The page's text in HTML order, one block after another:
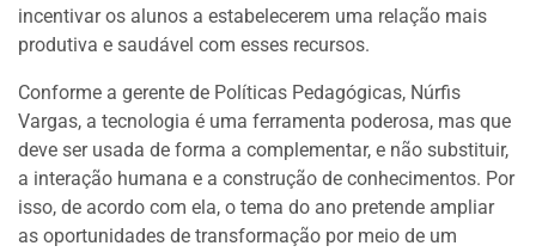
incentivar os alunos a estabelecerem uma relação mais
produtiva e saudável com esses recursos.
Conforme a gerente de Políticas Pedagógicas, Núrfis
Vargas, a tecnologia é uma ferramenta poderosa, mas que
deve ser usada de forma a complementar, e não substituir,
a interação humana e a construção de conhecimentos. Por
isso, de acordo com ela, o tema do ano pretende ampliar
as oportunidades de transformação por meio de um